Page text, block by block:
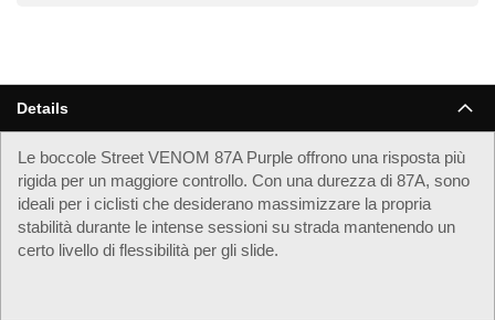
Details
Le boccole Street VENOM 87A Purple offrono una risposta più
rigida per un maggiore controllo. Con una durezza di 87A, sono
ideali per i ciclisti che desiderano massimizzare la propria
stabilità durante le intense sessioni su strada mantenendo un
certo livello di flessibilità per gli slide.